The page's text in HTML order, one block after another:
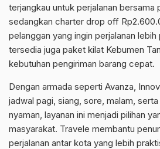
terjangkau untuk perjalanan bersama
sedangkan charter drop off
pelanggan yang ingin perjalanan lebih
tersedia juga paket kilat Kebumen
kebutuhan pengiriman barang cepat.
Dengan armada seperti Avanza,
jadwal pagi, siang, sore, malam,
nyaman, layanan ini menjadi pilihan
masyarakat. Travele membantu
perjalanan antar kota yang lebih